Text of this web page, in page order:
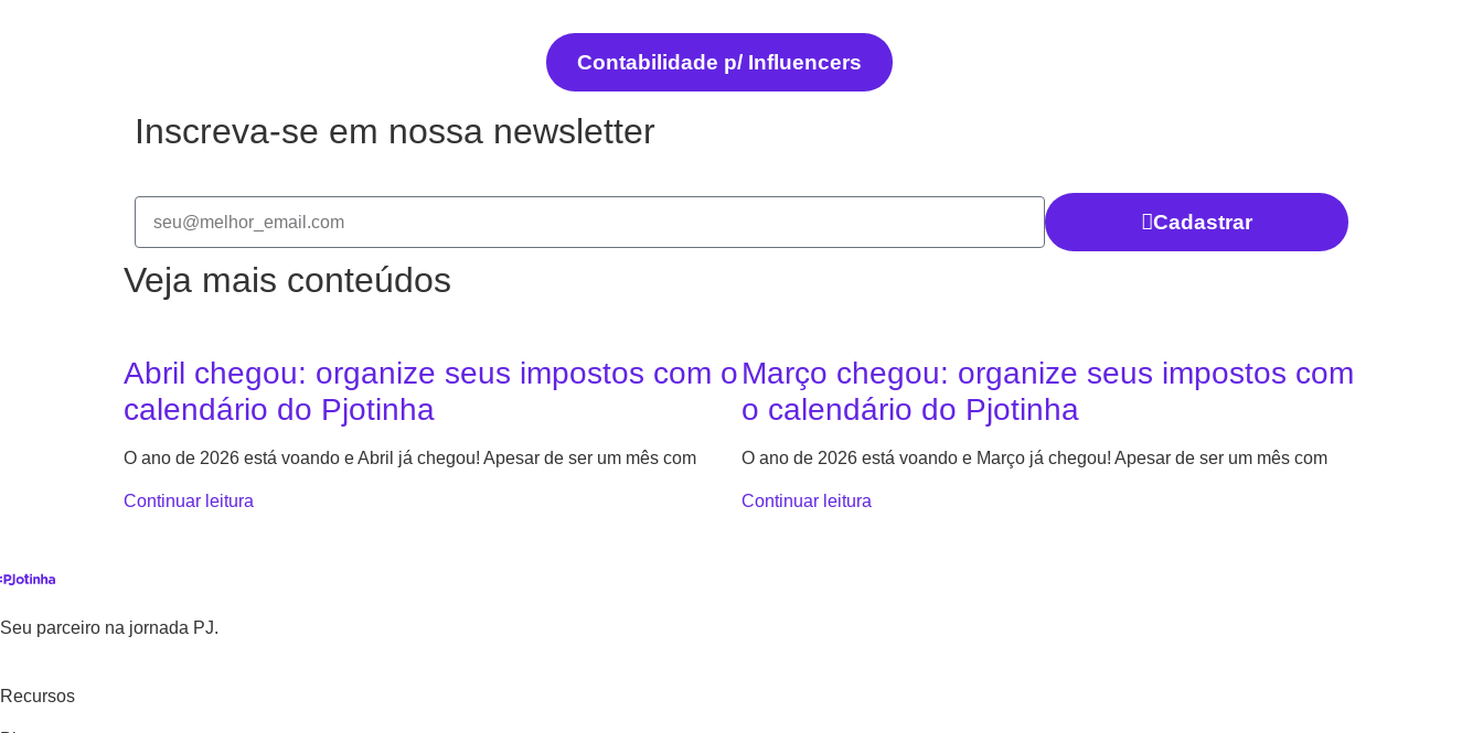
Contabilidade p/ Influencers
Inscreva-se em nossa newsletter
Cadastrar
Veja mais conteúdos
Abril chegou: organize seus impostos com o
calendário do Pjotinha
O ano de 2026 está voando e Abril já chegou! Apesar de ser um mês com
Continuar leitura
Março chegou: organize seus impostos com
o calendário do Pjotinha
O ano de 2026 está voando e Março já chegou! Apesar de ser um mês com
Continuar leitura
Seu parceiro na jornada PJ.
Recursos